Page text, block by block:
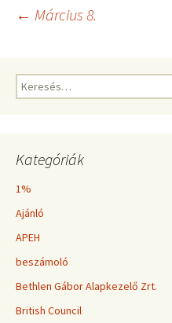
Bejegyzés
navigáció
← Március 8.
Keresés:
Kategóriák
1%
Ajánló
APEH
beszámoló
Bethlen Gábor Alapkezelő Zrt.
British Council